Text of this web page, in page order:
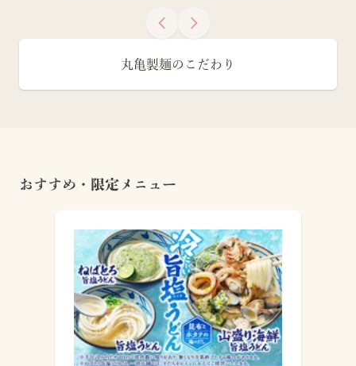
丸亀製麺のこだわり
おすすめ・限定メニュー